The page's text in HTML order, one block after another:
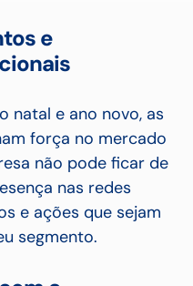
e
natal e ano novo, as
força no mercado
não pode ficar de
nas redes
e ações que sejam
segmento.